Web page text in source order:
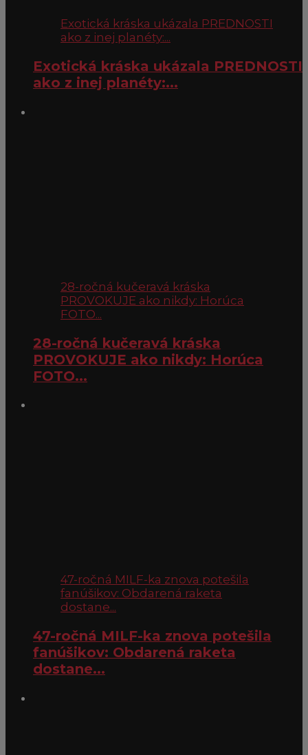
Exotická kráska ukázala PREDNOSTI
ako z inej planéty:...
Exotická kráska ukázala PREDNOSTI
ako z inej planéty:...
28-ročná kučeravá kráska
PROVOKUJE ako nikdy: Horúca
FOTO...
28-ročná kučeravá kráska
PROVOKUJE ako nikdy: Horúca
FOTO...
47-ročná MILF-ka znova potešila
fanúšikov: Obdarená raketa
dostane...
47-ročná MILF-ka znova potešila
fanúšikov: Obdarená raketa
dostane...